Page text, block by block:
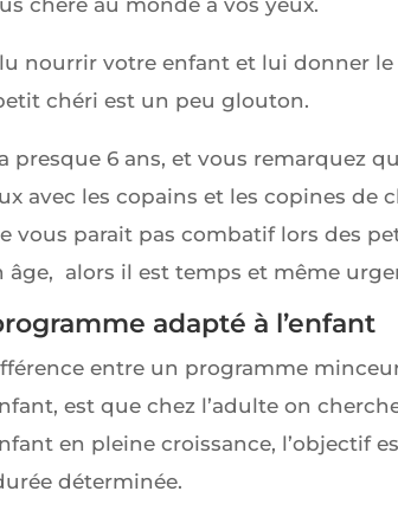
nourrir votre enfant et lui donner
chéri est un peu glouton.
presque 6 ans, et vous remarquez
avec les copains et les copines de
vous parait pas combatif lors des
âge, alors il est temps et même
adapté à l’enfant
entre un programme
est que chez l’adulte on
en pleine croissance, l’objectif
déterminée.